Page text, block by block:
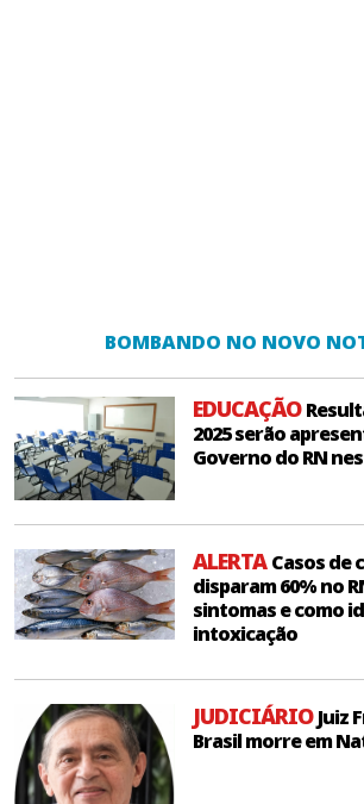
BOMBANDO NO NOVO
EDUCAÇÃO
2025 serão
Governo do RN
ALERTACasos de
disparam 60% no
sintomas e como
intoxicação
JUDICIÁRIOJuiz
Brasil morre em